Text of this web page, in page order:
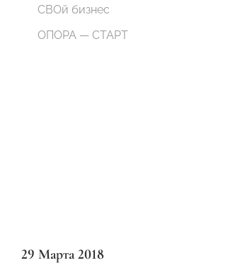
СВОй бизнес
ОПОРА — СТАРТ
29 Марта 2018